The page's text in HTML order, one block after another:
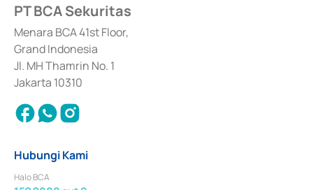
Sertifikat Deposito di Pasar Uang yang izinnya diterbitkan pada tahun 2017
dan izin usaha lainnya dari Bank Indonesia sebagai Lembaga Pendukung
Penerbitan, Transaksi, serta Penatausahaan dan Penyelesaian Transaksi
Surat Berharga Komersial yang izinnya diterbitkan pada tahun 2018.
PT BCA Sekuritas
Menara BCA 41st Floor,
Grand Indonesia
Jl. MH Thamrin No. 1
Jakarta 10310
Hubungi Kami
Halo BCA